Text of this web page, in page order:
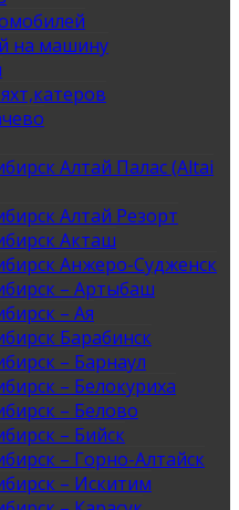
на машину
Алтай Палас (Altai
Алтай Резорт
Акташ
Анжеро-Судженск
– Артыбаш
– Ая
Барабинск
– Барнаул
– Белокуриха
– Белово
– Бийск
– Горно-Алтайск
– Искитим